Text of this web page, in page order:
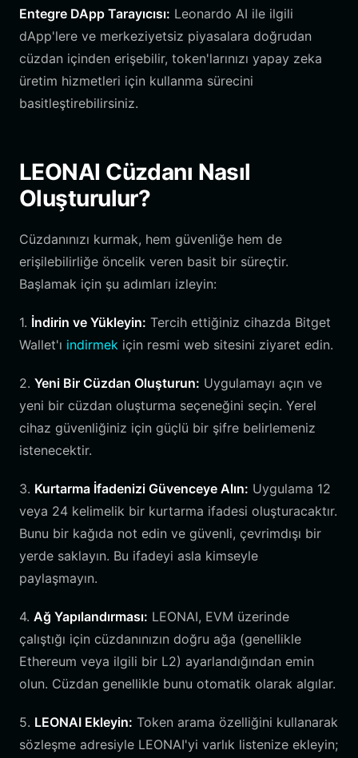
Entegre DApp Tarayıcısı: Leonardo AI ile ilgili
dApp'lere ve merkeziyetsiz piyasalara doğrudan
cüzdan içinden erişebilir, token'larınızı yapay zeka
üretim hizmetleri için kullanma sürecini
basitleştirebilirsiniz.
LEONAI Cüzdanı Nasıl
Oluşturulur?
Cüzdanınızı kurmak, hem güvenliğe hem de
erişilebilirliğe öncelik veren basit bir süreçtir.
Başlamak için şu adımları izleyin:
1. İndirin ve Yükleyin: Tercih ettiğiniz cihazda Bitget
Wallet'ı indirmek için resmi web sitesini ziyaret edin.
2. Yeni Bir Cüzdan Oluşturun: Uygulamayı açın ve
yeni bir cüzdan oluşturma seçeneğini seçin. Yerel
cihaz güvenliğiniz için güçlü bir şifre belirlemeniz
istenecektir.
3. Kurtarma İfadenizi Güvenceye Alın: Uygulama 12
veya 24 kelimelik bir kurtarma ifadesi oluşturacaktır.
Bunu bir kağıda not edin ve güvenli, çevrimdışı bir
yerde saklayın. Bu ifadeyi asla kimseyle
paylaşmayın.
4. Ağ Yapılandırması: LEONAI, EVM üzerinde
çalıştığı için cüzdanınızın doğru ağa (genellikle
Ethereum veya ilgili bir L2) ayarlandığından emin
olun. Cüzdan genellikle bunu otomatik olarak algılar.
5. LEONAI Ekleyin: Token arama özelliğini kullanarak
sözleşme adresiyle LEONAI'yi varlık listenize ekleyin;